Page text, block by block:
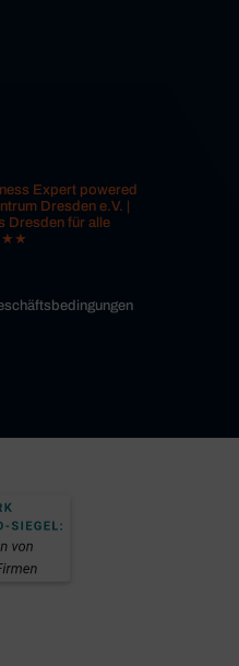
Expert powered
Dresden e.V. |
für alle